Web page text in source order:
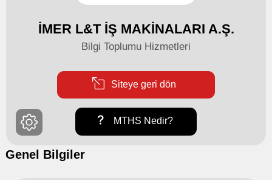
İMER L&T İŞ MAKİNALARI A.Ş.
Bilgi Toplumu Hizmetleri
Siteye geri dön
MTHS Nedir?
Genel Bilgiler